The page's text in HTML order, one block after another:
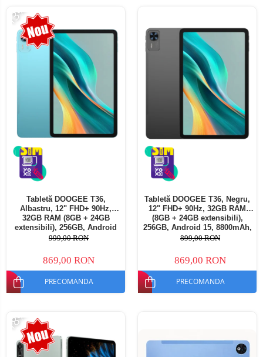
-13%
Tabletă DOOGEE T36,
Albastru, 12" FHD+ 90Hz,
32GB RAM (8GB + 24GB
extensibili), 256GB, Android
15, 8800mAh, Dual SIM
999,00 RON
869,00 RON
PRECOMANDA
Tabletă DOOGEE T36, Negru,
12" FHD+ 90Hz, 32GB RAM
(8GB + 24GB extensibili),
256GB, Android 15, 8800mAh,
Dual SIM
899,00 RON
869,00 RON
PRECOMANDA
-18%